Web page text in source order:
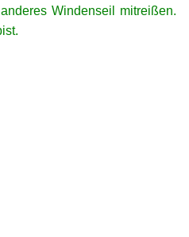
Windenseil mitreißen.